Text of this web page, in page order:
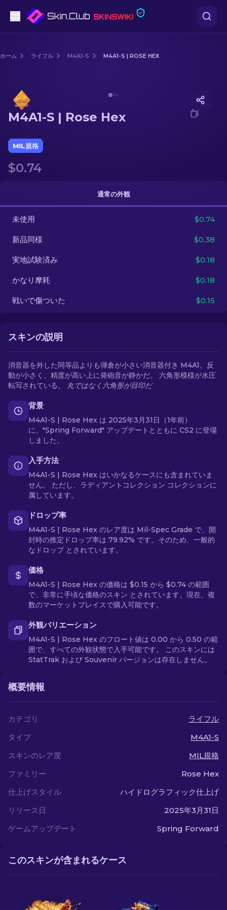
スナイパーライフル
ナイフ
グローブ
その他
ホーム ライフル M4A1-S M4A1-S | ROSE HEX
M4A1-S | Rose Hex
MIL規格
$0.74
通常の外観
未使用 $0.74
新品同様 $0.38
実地試験済み $0.18
かなり摩耗 $0.18
戦いで傷ついた $0.15
スキンの説明
消音器を外した同等品よりも弾倉が小さい消音器付き M4A1。反
動が小さく、精度が高い上に発砲音が静かだ。 六角形模様が水圧
転写されている。
丸ではなく六角形が目印だ
背景
M4A1-S | Rose Hex は 2025年3月31日（1年前）
に、"Spring Forward" アップデートとともに CS2 に登場
しました。
入手方法
M4A1-S | Rose Hex はいかなるケースにも含まれていま
せん。 ただし、ラディアントコレクション コレクションに
属しています。
ドロップ率
M4A1-S | Rose Hex のレア度は Mil-Spec Grade で、開
封時の推定ドロップ率は 79.92% です。そのため、一般的
なドロップ とされています。
価格
M4A1-S | Rose Hex の価格は $0.15 から $0.74 の範囲
で、非常に手頃な価格のスキン とされています。現在、複
数のマーケットプレイスで購入可能です。
外観バリエーション
M4A1-S | Rose Hex のフロート値は 0.00 から 0.50 の範
囲で、すべての外観状態で入手可能です。 このスキンには
StatTrak および Souvenir バージョンは存在しません。
概要情報
カテゴリ
ライフル
タイプ
M4A1-S
スキンのレア度
MIL規格
ファミリー
Rose Hex
仕上げスタイル
ハイドログラフィック仕上げ
リリース日
2025年3月31日
ゲームアップデート
Spring Forward
このスキンが含まれるケース